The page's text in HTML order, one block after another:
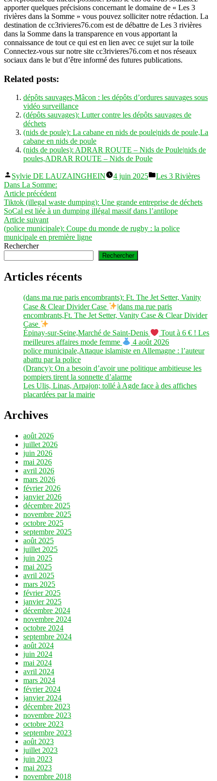
apporter quelques précisions concernant le domaine de « Les 3
rivières dans la Somme » vous pouvez solliciter notre rédaction. La
destination de cc3rivieres76.com est de débattre de Les 3 rivières
dans la Somme dans la transparence en vous apportant la
connaissance de tout ce qui est en lien avec ce sujet sur la toile
Connectez-vous sur notre site cc3rivieres76.com et nos réseaux
sociaux dans le but d’être informé des futures publications.
Related posts:
dépôts sauvages,Mâcon : les dépôts d’ordures sauvages sous
vidéo surveillance
(dépôts sauvages): Lutter contre les dépôts sauvages de
déchets
(nids de poule): La cabane en nids de poule|nids de poule,La
cabane en nids de poule
(nids de poules): ADRAR ROUTE – Nids de Poule|nids de
poules,ADRAR ROUTE – Nids de Poule
Publié
par
Sylvie DE LAUZAINGHEIN 4 juin 2025
Publié
Les 3 Rivières
Dans La Somme:
Navigation
de
l’article
Article précédentArticle
précédent :
Tiktok (illegal waste dumping): Une grande entreprise de déchets
SoCal est liée à un dumping illégal massif dans l’antilope
Article suivantArticle
suivant :
(police municipale): Coupe du monde de rugby : la police
municipale en première ligne
Rechercher
Rechercher
Articles récents
(dans ma rue paris encombrants): Ft. The Jet Setter, Vanity
Case & Clear Divider Case
|dans ma rue paris
encombrants,Ft. The Jet Setter, Vanity Case & Clear Divider
Case
Épinay-sur-Seine,Marché de Saint-Denis
Tout à 6 € ! Les
meilleures affaires mode femme
4 août 2026
police municipale,Attaque islamiste en Allemagne : l’auteur
abattu par la police
(Drancy): On a besoin d’avoir une politique ambitieuse les
pompiers tirent la sonnette d’alarme
Les Ulis, Linas, Arpajon; tollé à Agde face à des affiches
placardées par la mairie
Archives
août 2026
juillet 2026
juin 2026
mai 2026
avril 2026
mars 2026
février 2026
janvier 2026
décembre 2025
novembre 2025
octobre 2025
septembre 2025
août 2025
juillet 2025
juin 2025
mai 2025
avril 2025
mars 2025
février 2025
janvier 2025
décembre 2024
novembre 2024
octobre 2024
septembre 2024
août 2024
juin 2024
mai 2024
avril 2024
mars 2024
février 2024
janvier 2024
décembre 2023
novembre 2023
octobre 2023
septembre 2023
août 2023
juillet 2023
juin 2023
mai 2023
novembre 2018